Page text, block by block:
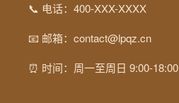
📞 电话：400-XXX-XXXX
📧 邮箱：contact@lpqz.cn
⏰ 时间：周一至周日 9:00-18:00